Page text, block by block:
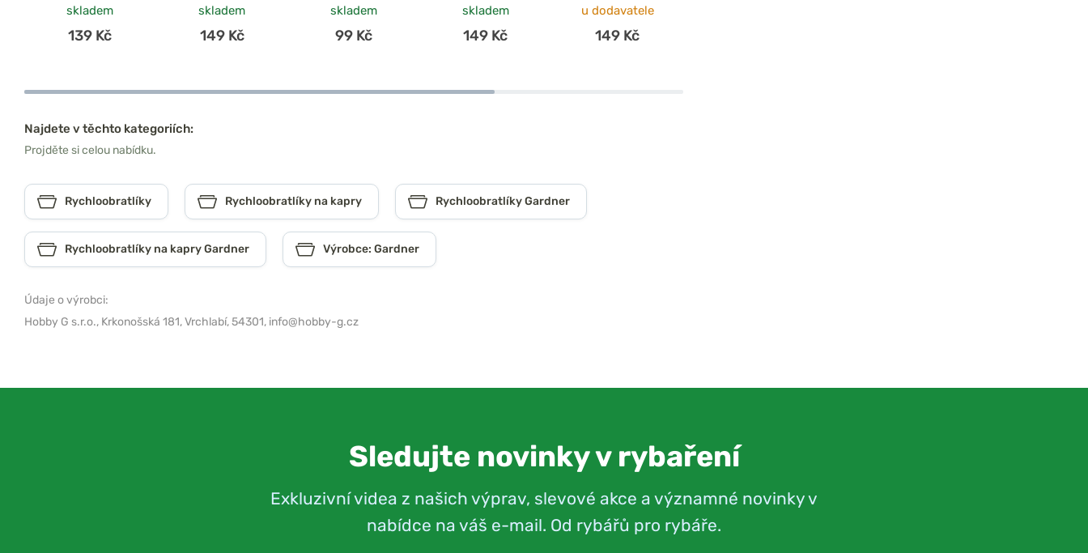
skladem
139 Kč
skladem
149 Kč
skladem
99 Kč
skladem
149 Kč
u dodavatele
149 Kč
Najdete v těchto kategoriích:
Projděte si celou nabídku.
Rychloobratlíky Rychloobratlíky na kapry Rychloobratlíky Gardner
Rychloobratlíky na kapry Gardner Výrobce: Gardner
Údaje o výrobci:
Hobby G s.r.o., Krkonošská 181, Vrchlabí, 54301, info@hobby-g.cz
Sledujte novinky v rybaření
Exkluzivní videa z našich výprav, slevové akce a významné novinky v
nabídce na váš e-mail. Od rybářů pro rybáře.